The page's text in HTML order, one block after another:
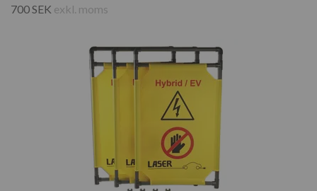
700 SEK exkl. moms